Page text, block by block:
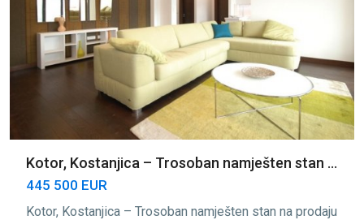
Kotor, Kostanjica – Trosoban namješten stan ...
445 500 EUR
Kotor, Kostanjica – Trosoban namješten stan na prodaju